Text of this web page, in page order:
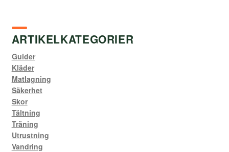
ARTIKELKATEGORIER
Guider
Kläder
Matlagning
Säkerhet
Skor
Tältning
Träning
Utrustning
Vandring